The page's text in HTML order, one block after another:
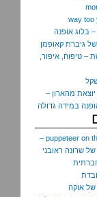
way too
בלוג אופנה
של גיברת קאופמן
– טיפוח, איפור,
מהארון –
במידה גדולה
puppeteer on the roof –
שרונה ראובני
של אוקה